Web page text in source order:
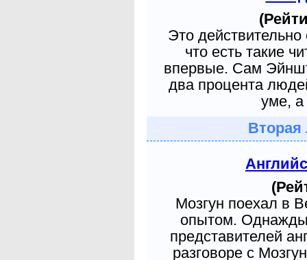
Это
что есть такие
впервые. Сам
два процента
уме, а
Вторая
Мозгун поехал в
опытом. Однажды
представителей
разговоре с